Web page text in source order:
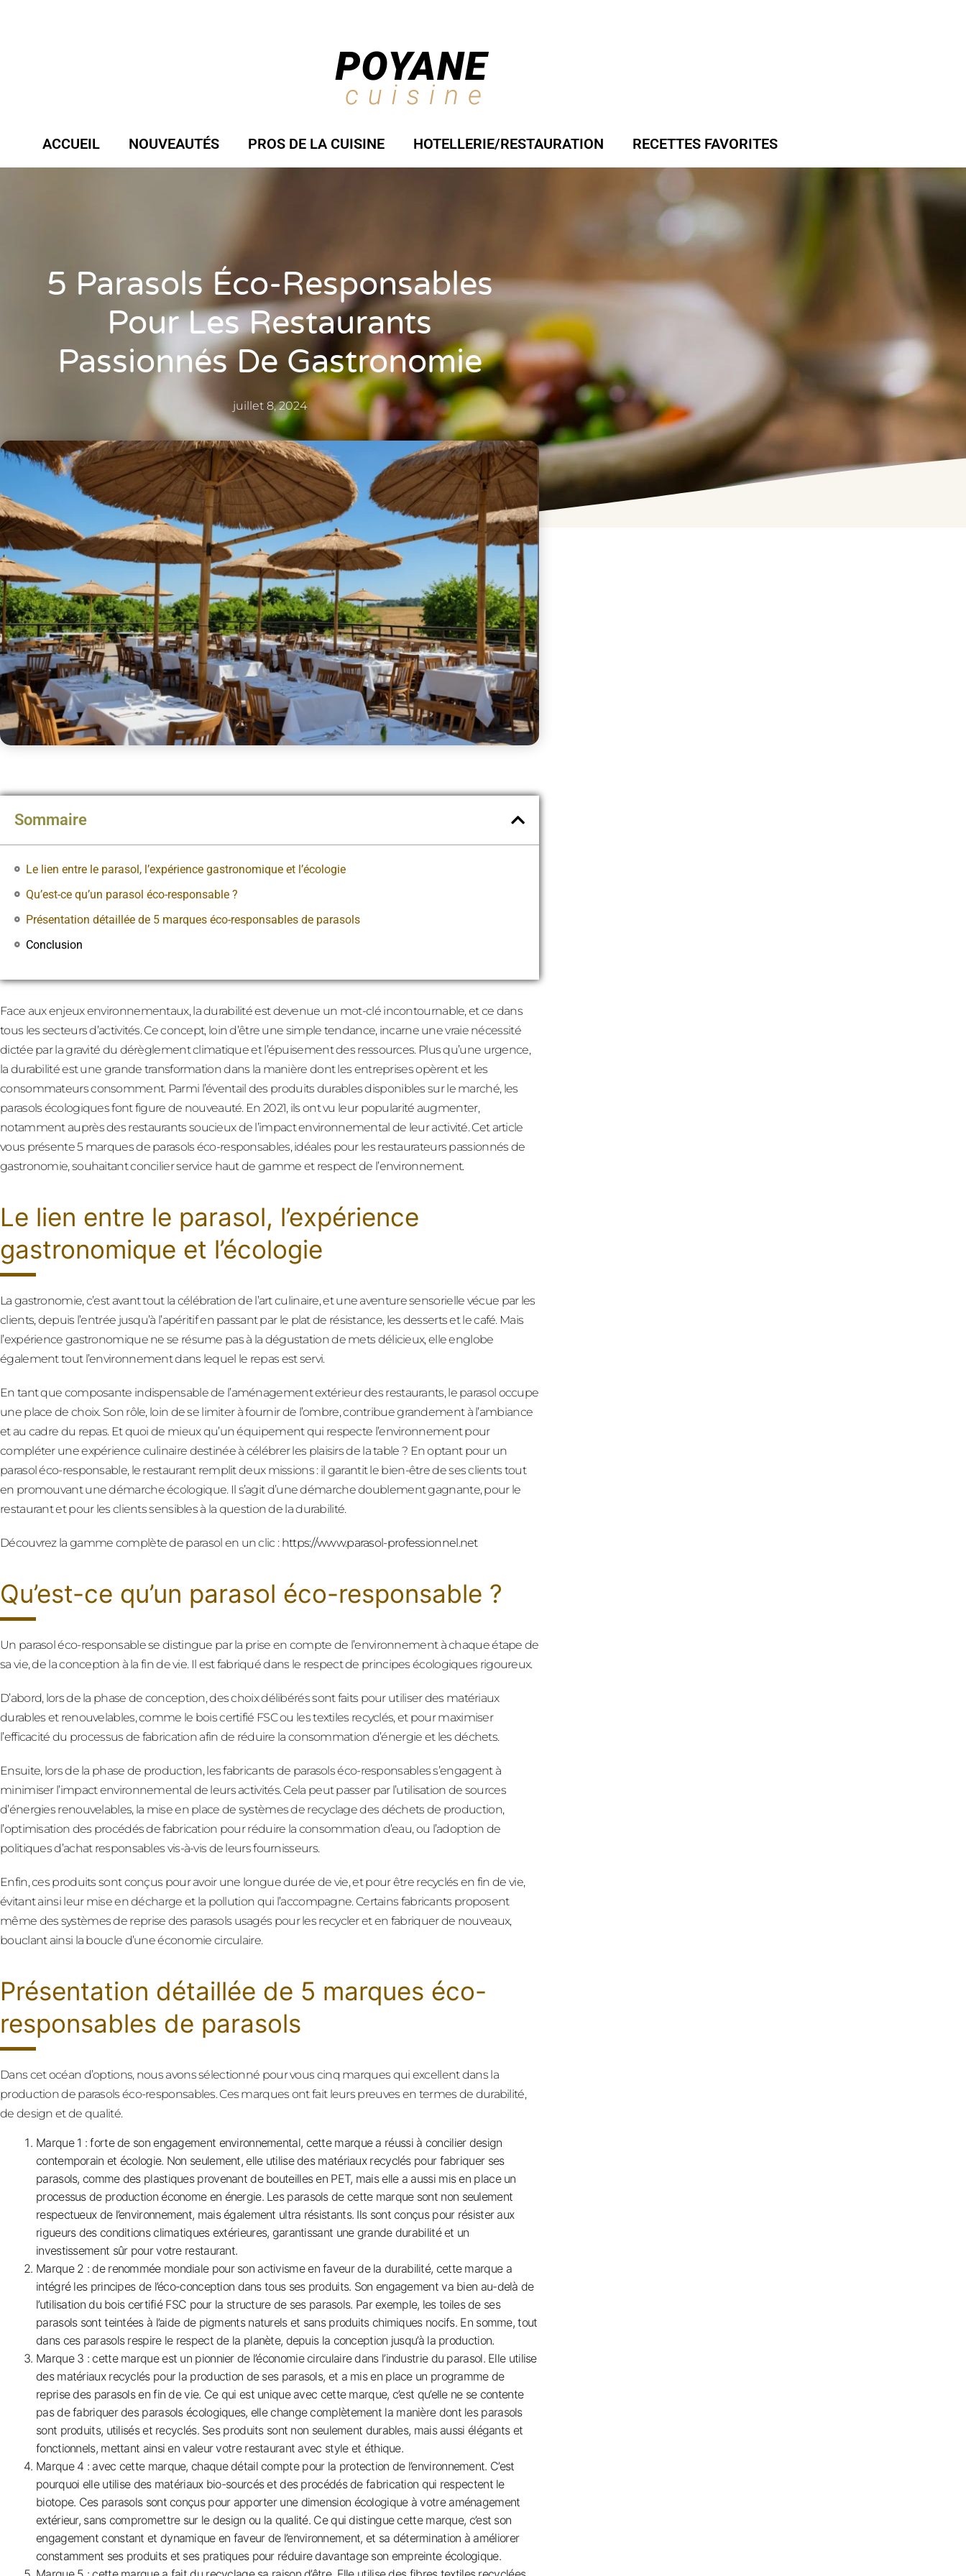
ACCUEIL NOUVEAUTÉS PROS DE LA CUISINE HOTELLERIE/RESTAURATION RECETTES FAVORITES
5 Parasols Éco-Responsables
Pour Les Restaurants
Passionnés De Gastronomie
juillet 8, 2024
Sommaire
Le lien entre le parasol, l’expérience gastronomique et l’écologie
Qu’est-ce qu’un parasol éco-responsable ?
Présentation détaillée de 5 marques éco-responsables de parasols
Conclusion
Face aux enjeux environnementaux, la durabilité est devenue un mot-clé incontournable, et ce dans
tous les secteurs d’activités. Ce concept, loin d’être une simple tendance, incarne une vraie nécessité
dictée par la gravité du dérèglement climatique et l’épuisement des ressources. Plus qu’une urgence,
la durabilité est une grande transformation dans la manière dont les entreprises opèrent et les
consommateurs consomment. Parmi l’éventail des produits durables disponibles sur le marché, les
parasols écologiques font figure de nouveauté. En 2021, ils ont vu leur popularité augmenter,
notamment auprès des restaurants soucieux de l’impact environnemental de leur activité. Cet article
vous présente 5 marques de parasols éco-responsables, idéales pour les restaurateurs passionnés de
gastronomie, souhaitant concilier service haut de gamme et respect de l’environnement.
Le lien entre le parasol, l’expérience
gastronomique et l’écologie
La gastronomie, c’est avant tout la célébration de l’art culinaire, et une aventure sensorielle vécue par les
clients, depuis l’entrée jusqu’à l’apéritif en passant par le plat de résistance, les desserts et le café. Mais
l’expérience gastronomique ne se résume pas à la dégustation de mets délicieux, elle englobe
également tout l’environnement dans lequel le repas est servi.
En tant que composante indispensable de l’aménagement extérieur des restaurants, le parasol occupe
une place de choix. Son rôle, loin de se limiter à fournir de l’ombre, contribue grandement à l’ambiance
et au cadre du repas. Et quoi de mieux qu’un équipement qui respecte l’environnement pour
compléter une expérience culinaire destinée à célébrer les plaisirs de la table ? En optant pour un
parasol éco-responsable, le restaurant remplit deux missions : il garantit le bien-être de ses clients tout
en promouvant une démarche écologique. Il s’agit d’une démarche doublement gagnante, pour le
restaurant et pour les clients sensibles à la question de la durabilité.
Découvrez la gamme complète de parasol en un clic : https://www.parasol-professionnel.net
Qu’est-ce qu’un parasol éco-responsable ?
Un parasol éco-responsable se distingue par la prise en compte de l’environnement à chaque étape de
sa vie, de la conception à la fin de vie. Il est fabriqué dans le respect de principes écologiques rigoureux.
D’abord, lors de la phase de conception, des choix délibérés sont faits pour utiliser des matériaux
durables et renouvelables, comme le bois certifié FSC ou les textiles recyclés, et pour maximiser
l’efficacité du processus de fabrication afin de réduire la consommation d’énergie et les déchets.
Ensuite, lors de la phase de production, les fabricants de parasols éco-responsables s’engagent à
minimiser l’impact environnemental de leurs activités. Cela peut passer par l’utilisation de sources
d’énergies renouvelables, la mise en place de systèmes de recyclage des déchets de production,
l’optimisation des procédés de fabrication pour réduire la consommation d’eau, ou l’adoption de
politiques d’achat responsables vis-à-vis de leurs fournisseurs.
Enfin, ces produits sont conçus pour avoir une longue durée de vie, et pour être recyclés en fin de vie,
évitant ainsi leur mise en décharge et la pollution qui l’accompagne. Certains fabricants proposent
même des systèmes de reprise des parasols usagés pour les recycler et en fabriquer de nouveaux,
bouclant ainsi la boucle d’une économie circulaire.
Présentation détaillée de 5 marques éco-
responsables de parasols
Dans cet océan d’options, nous avons sélectionné pour vous cinq marques qui excellent dans la
production de parasols éco-responsables. Ces marques ont fait leurs preuves en termes de durabilité,
de design et de qualité.
Marque 1 : forte de son engagement environnemental, cette marque a réussi à concilier design
contemporain et écologie. Non seulement, elle utilise des matériaux recyclés pour fabriquer ses
parasols, comme des plastiques provenant de bouteilles en PET, mais elle a aussi mis en place un
processus de production économe en énergie. Les parasols de cette marque sont non seulement
respectueux de l’environnement, mais également ultra résistants. Ils sont conçus pour résister aux
rigueurs des conditions climatiques extérieures, garantissant une grande durabilité et un
investissement sûr pour votre restaurant.
Marque 2 : de renommée mondiale pour son activisme en faveur de la durabilité, cette marque a
intégré les principes de l’éco-conception dans tous ses produits. Son engagement va bien au-delà de
l’utilisation du bois certifié FSC pour la structure de ses parasols. Par exemple, les toiles de ses
parasols sont teintées à l’aide de pigments naturels et sans produits chimiques nocifs. En somme, tout
dans ces parasols respire le respect de la planète, depuis la conception jusqu’à la production.
Marque 3 : cette marque est un pionnier de l’économie circulaire dans l’industrie du parasol. Elle utilise
des matériaux recyclés pour la production de ses parasols, et a mis en place un programme de
reprise des parasols en fin de vie. Ce qui est unique avec cette marque, c’est qu’elle ne se contente
pas de fabriquer des parasols écologiques, elle change complètement la manière dont les parasols
sont produits, utilisés et recyclés. Ses produits sont non seulement durables, mais aussi élégants et
fonctionnels, mettant ainsi en valeur votre restaurant avec style et éthique.
Marque 4 : avec cette marque, chaque détail compte pour la protection de l’environnement. C’est
pourquoi elle utilise des matériaux bio-sourcés et des procédés de fabrication qui respectent le
biotope. Ces parasols sont conçus pour apporter une dimension écologique à votre aménagement
extérieur, sans compromettre sur le design ou la qualité. Ce qui distingue cette marque, c’est son
engagement constant et dynamique en faveur de l’environnement, et sa détermination à améliorer
constamment ses produits et ses pratiques pour réduire davantage son empreinte écologique.